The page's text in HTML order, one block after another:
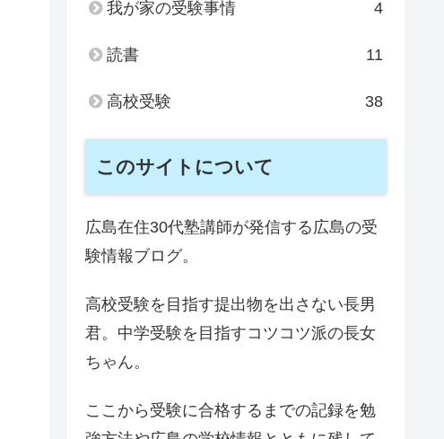
我が家の受験事情 4
読書 11
高校受験 38
このサイトについて
広島在住30代塾講師が発信する広島の受
験情報ブログ。
高校受験を目指す提出物を出さない長男
君。中学受験を目指すコツコツ派の長女
ちゃん。
ここから受験に合格するまでの記録を勉